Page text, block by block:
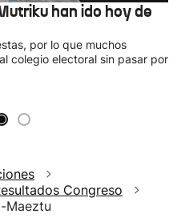
han ido hoy de
por lo que muchos
colegio electoral sin pasar por
Congreso
Maeztu